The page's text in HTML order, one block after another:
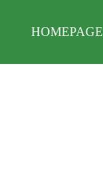
HOMEPAGE